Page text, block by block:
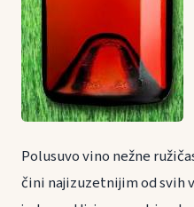
Polusuvo vino nežne
čini najizuzetnijim od svih